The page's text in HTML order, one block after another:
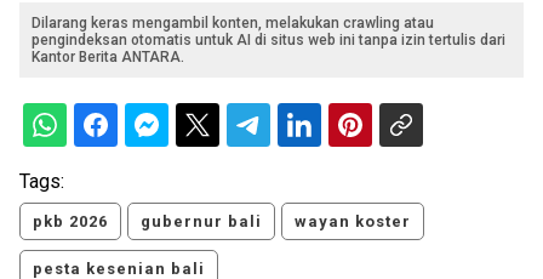
Dilarang keras mengambil konten, melakukan crawling atau
pengindeksan otomatis untuk AI di situs web ini tanpa izin tertulis dari
Kantor Berita ANTARA.
Tags:
pkb 2026 gubernur bali wayan koster
pesta kesenian bali